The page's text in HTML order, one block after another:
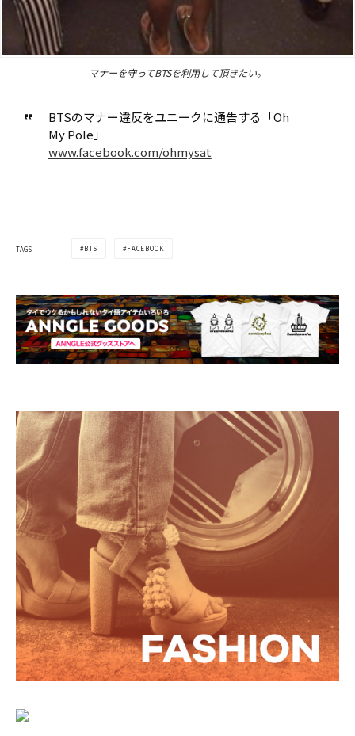
マナーを守ってBTSを利用して頂きたい。
BTSのマナー違反をユニークに通告する「Oh
My Pole」
www.facebook.com/ohmysat
TAGS BTS FACEBOOK